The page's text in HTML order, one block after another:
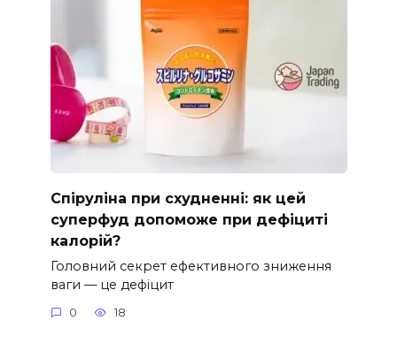
Спіруліна при схудненні: як цей
суперфуд допоможе при дефіциті
калорій?
Головний секрет ефективного зниження
ваги — це дефіцит
0 18